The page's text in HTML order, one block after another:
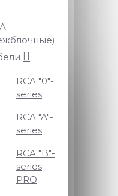
RCA "0"-
series
RCA "A"-
series
RCA "B"-
series
PRO